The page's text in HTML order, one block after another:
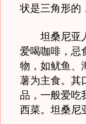
状是三角形的
坦桑尼亚人
爱喝咖啡，忌
物，如鱿鱼、
薯为主食。其
品，一般爱吃
西菜。坦桑尼